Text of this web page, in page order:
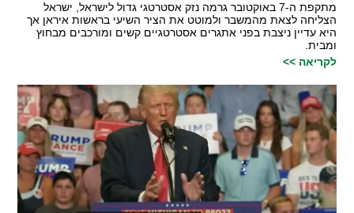
מתקפת ה-7 באוקטובר גרמה נזק אסטרטגי גדול לישראל, ישראל
הצליחה לצאת מהמשבר ולמוטט את הציר השיעי בראשות איראן אך
היא עדיין ניצבת בפני אתגרים אסטרטגיים קשים ומורכבים מבחוץ
ומבית.
לקריאה >>